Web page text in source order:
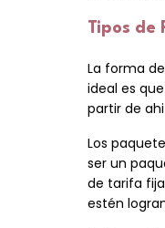
Tipos de
La forma
ideal es
partir de
Los
ser un
de tarifa
estén